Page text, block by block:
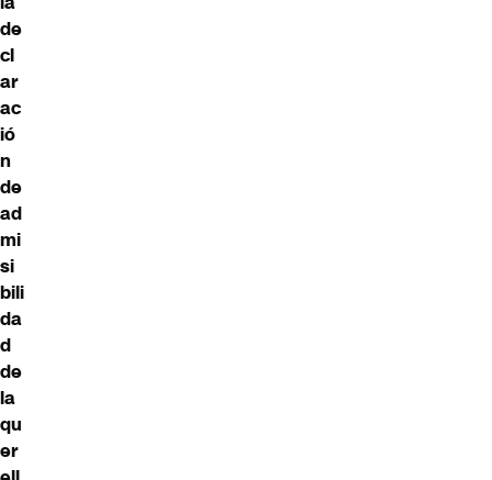
de
cl
ar
ac
ió
n
de
ad
mi
si
bili
da
d
de
la
qu
er